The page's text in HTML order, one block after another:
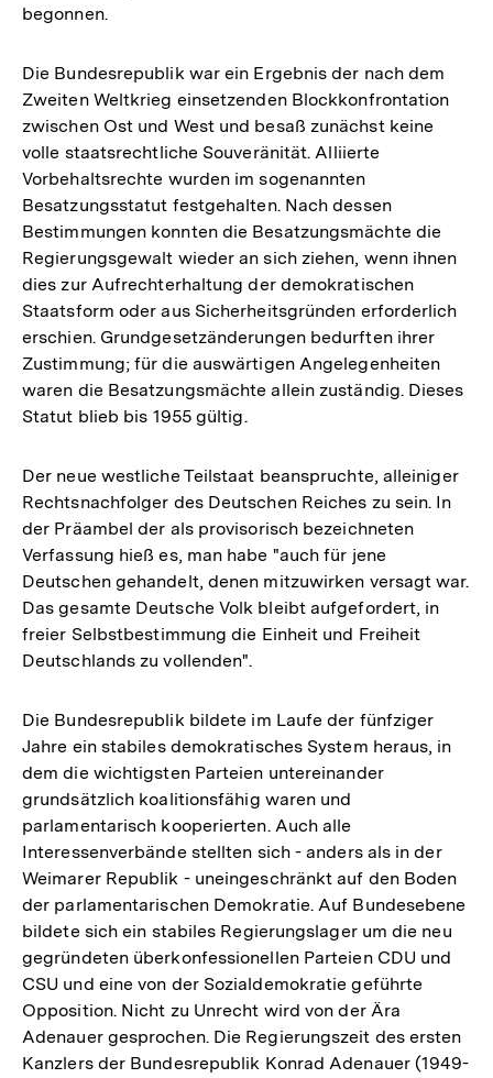
begonnen.
Die Bundesrepublik war ein Ergebnis der nach dem
Zweiten Weltkrieg einsetzenden Blockkonfrontation
zwischen Ost und West und besaß zunächst keine
volle staatsrechtliche Souveränität. Alliierte
Vorbehaltsrechte wurden im sogenannten
Besatzungsstatut festgehalten. Nach dessen
Bestimmungen konnten die Besatzungsmächte die
Regierungsgewalt wieder an sich ziehen, wenn ihnen
dies zur Aufrechterhaltung der demokratischen
Staatsform oder aus Sicherheitsgründen erforderlich
erschien. Grundgesetzänderungen bedurften ihrer
Zustimmung; für die auswärtigen Angelegenheiten
waren die Besatzungsmächte allein zuständig. Dieses
Statut blieb bis 1955 gültig.
Der neue westliche Teilstaat beanspruchte, alleiniger
Rechtsnachfolger des Deutschen Reiches zu sein. In
der Präambel der als provisorisch bezeichneten
Verfassung hieß es, man habe "auch für jene
Deutschen gehandelt, denen mitzuwirken versagt war.
Das gesamte Deutsche Volk bleibt aufgefordert, in
freier Selbstbestimmung die Einheit und Freiheit
Deutschlands zu vollenden".
Die Bundesrepublik bildete im Laufe der fünfziger
Jahre ein stabiles demokratisches System heraus, in
dem die wichtigsten Parteien untereinander
grundsätzlich koalitionsfähig waren und
parlamentarisch kooperierten. Auch alle
Interessenverbände stellten sich - anders als in der
Weimarer Republik - uneingeschränkt auf den Boden
der parlamentarischen Demokratie. Auf Bundesebene
bildete sich ein stabiles Regierungslager um die neu
gegründeten überkonfessionellen Parteien CDU und
CSU und eine von der Sozialdemokratie geführte
Opposition. Nicht zu Unrecht wird von der Ära
Adenauer gesprochen. Die Regierungszeit des ersten
Kanzlers der Bundesrepublik Konrad Adenauer (1949-